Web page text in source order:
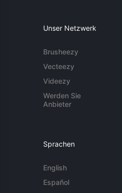
Unser Netzwerk
Brusheezy
Vecteezy
Videezy
Werden Sie
Anbieter
Sprachen
English
Español